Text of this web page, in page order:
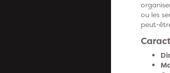
ou les
peut-